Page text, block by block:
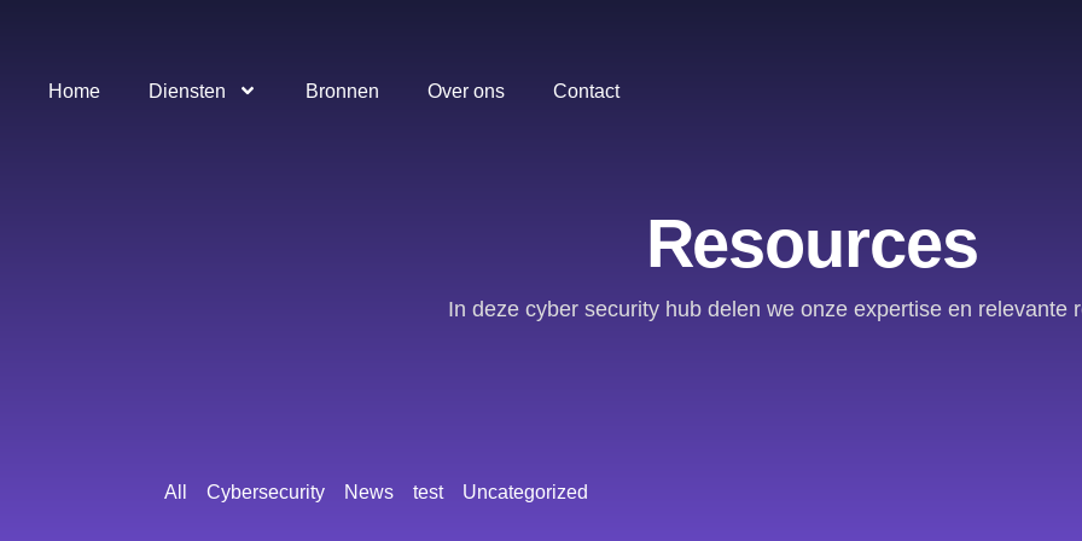
Home Diensten Bronnen Over ons Contact
Resources
In deze cyber security hub delen we onze expertise en relevante
Cybersecurity News test Uncategorized
All